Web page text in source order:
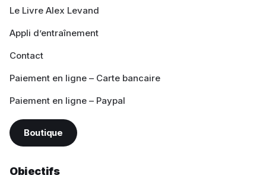
Le Livre Alex Levand
Appli d’entraînement
Contact
Paiement en ligne – Carte bancaire
Paiement en ligne – Paypal
Boutique
Objectifs